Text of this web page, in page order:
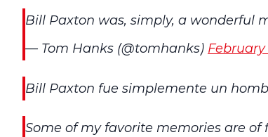
Bill Paxton was, simply, a wonderful
— Tom Hanks (@tomhanks) February
Bill Paxton fue simplemente un
Some of my favorite memories are